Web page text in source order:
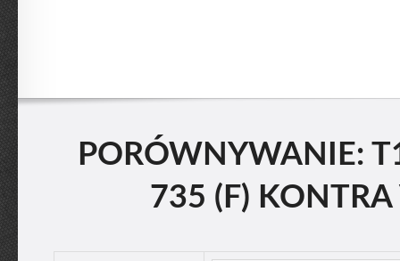
O NAS / KONTAKT
PORÓWNYWANIE:
735 (F) KONTRA